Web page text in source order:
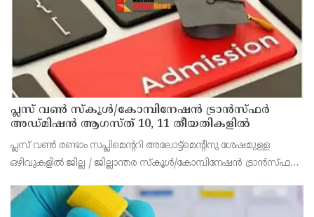
പ്ലസ് വൺ സ്‌കൂൾ/കോമ്പിനേഷൻ ട്രാൻസ്ഫർ
അഡ്മിഷൻ ആഗസ്ത് 10, 11 തീയതികളിൽ
പ്ലസ് വൺ രണ്ടാം സപ്ലിമെന്ററി അലോട്ട്‌മെന്റിനു ശേഷമുള്ള
ഒഴിവുകളിൽ ജില്ല / ജില്ലാന്തര സ്‌കൂൾ/കോമ്പിനേഷൻ ട്രാൻസ്ഫർ
വൈകിട്ട് 4 മണി വരെ നൽകിയിരുന്നു